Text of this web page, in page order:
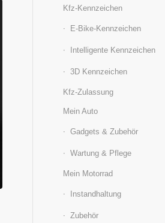
Kfz-Kennzeichen
E-Bike-Kennzeichen
Intelligente Kennzeichen
3D Kennzeichen
Kfz-Zulassung
Mein Auto
Gadgets & Zubehör
Wartung & Pflege
Mein Motorrad
Instandhaltung
Zubehör